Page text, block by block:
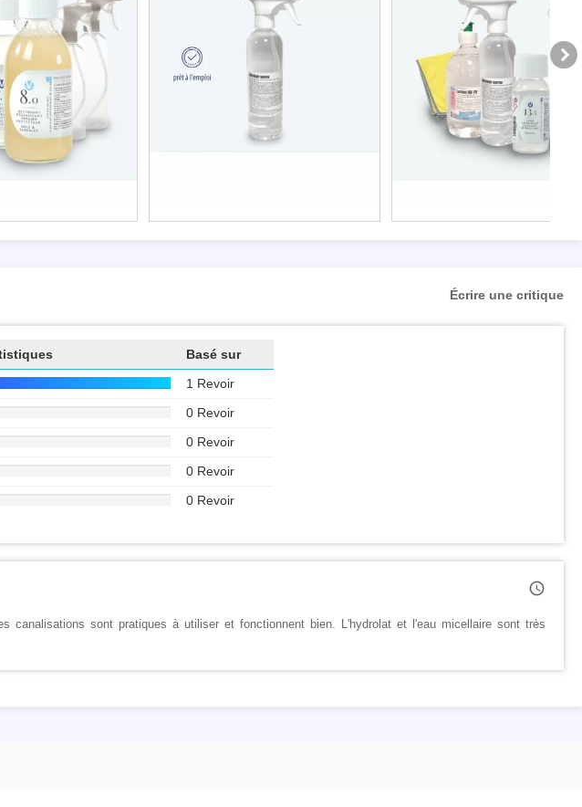
Écrire une critique
Basé sur
1 Revoir
0 Revoir
0 Revoir
0 Revoir
0 Revoir

canalisations sont pratiques à utiliser et fonctionnent bien. L'hydrolat et l'eau micellaire sont très